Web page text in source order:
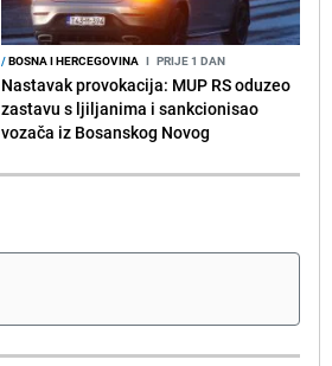
/BOSNA I HERCEGOVINA I PRIJE 1 DAN
Nastavak provokacija: MUP RS oduzeo
zastavu s ljiljanima i sankcionisao
vozača iz Bosanskog Novog